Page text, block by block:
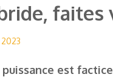
faites
est